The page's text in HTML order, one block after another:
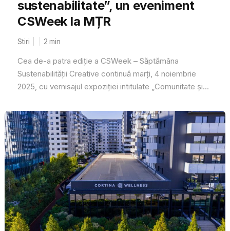
sustenabilitate”, un eveniment
CSWeek la MȚR
Stiri 2 min
Cea de-a patra ediție a CSWeek – Săptămâna
Sustenabilității Creative continuă marți, 4 noiembrie
2025, cu vernisajul expoziției intitulate „Comunitate și...